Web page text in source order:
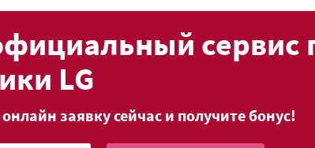
сервис
LG
заявку сейчас и получите бонус!